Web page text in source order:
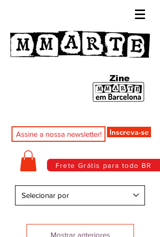
Zine
Inscreva-se
Frete Grátis para todo BR
Mostrar anteriores